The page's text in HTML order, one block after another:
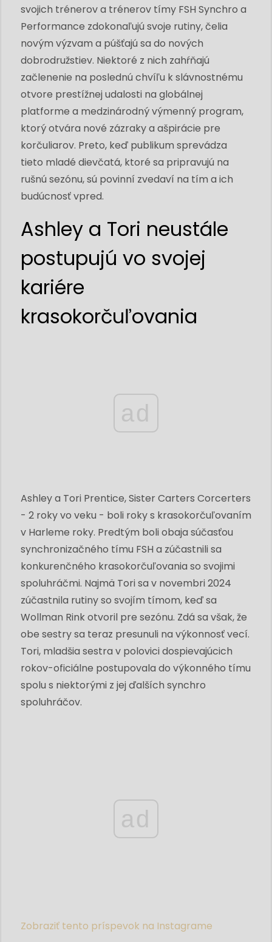
svojich trénerov a trénerov tímy FSH Synchro a
Performance zdokonaľujú svoje rutiny, čelia
novým výzvam a púšťajú sa do nových
dobrodružstiev. Niektoré z nich zahŕňajú
začlenenie na poslednú chvíľu k slávnostnému
otvore prestížnej udalosti na globálnej
platforme a medzinárodný výmenný program,
ktorý otvára nové zázraky a ašpirácie pre
korčuliarov. Preto, keď publikum sprevádza
tieto mladé dievčatá, ktoré sa pripravujú na
rušnú sezónu, sú povinní zvedaví na tím a ich
budúcnosť vpred.
Ashley a Tori neustále
postupujú vo svojej
kariére
krasokorčuľovania
ad
Ashley a Tori Prentice, Sister Carters Corcerters
- 2 roky vo veku - boli roky s krasokorčuľovaním
v Harleme roky. Predtým boli obaja súčasťou
synchronizačného tímu FSH a zúčastnili sa
konkurenčného krasokorčuľovania so svojimi
spoluhráčmi. Najmä Tori sa v novembri 2024
zúčastnila rutiny so svojím tímom, keď sa
Wollman Rink otvoril pre sezónu. Zdá sa však, že
obe sestry sa teraz presunuli na výkonnosť vecí.
Tori, mladšia sestra v polovici dospievajúcich
rokov-oficiálne postupovala do výkonného tímu
spolu s niektorými z jej ďalších synchro
spoluhráčov.
ad
Zobraziť tento príspevok na Instagrame